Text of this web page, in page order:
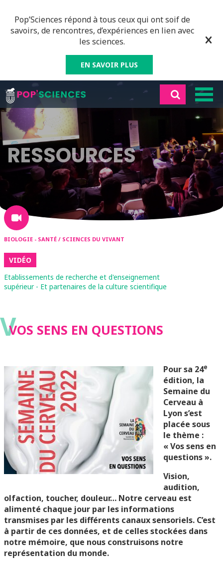
Pop’Sciences répond à tous ceux qui ont soif de
savoirs, de rencontres, d’expériences en lien avec
les sciences.
EN SAVOIR PLUS
RESSOURCES
BIOLOGIE - SANTÉ / SCIENCES DU VIVANT
VIDÉO
Etablissements de recherche et d'enseignement
supérieur - Et partenaires de la culture scientifique
VVOS SENS EN QUESTIONS
Pour sa 24e
édition, la
Semaine du
Cerveau à
Lyon s’est
placée sous
le thème :
« Vos sens en
questions ».
Vision,
audition,
olfaction, toucher, douleur… Notre cerveau est
alimenté chaque jour par les informations
transmises par les différents canaux sensoriels. C’est
à partir de ces données, et de celles stockées dans
notre mémoire, que nous construisons notre
représentation du monde.